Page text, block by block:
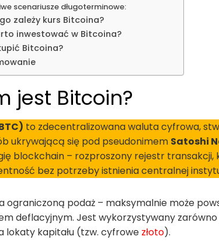
scenariusze długoterminowe:
zależy kurs Bitcoina?
inwestować w Bitcoina?
Bitcoina?
jest Bitcoin?
to zdecentralizowana waluta cyfrowa,
ukrywającą się pod pseudonimem Satoshi
blockchain – rozproszony rejestr
bez potrzeby istnienia centralnej
ograniczoną podaż – maksymalnie może
deflacyjnym. Jest wykorzystywany zarówno
lokaty kapitału (tzw. cyfrowe złoto).